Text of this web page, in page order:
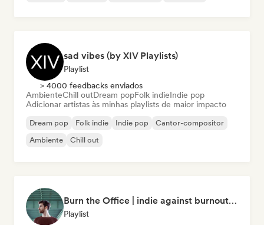
sad vibes (by XIV Playlists)
Playlist
> 4000 feedbacks enviados
AmbienteChill outDream popFolk indieIndie pop
Adicionar artistas às minhas playlists de maior impacto
Dream pop Folk indie Indie pop
Cantor-compositor
Ambiente
Chill out
Burn the Office | indie against burnout (by Music Minds)
Playlist